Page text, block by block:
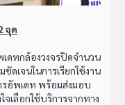
จุด
ทกล้องวงจรปิดจำนวน
ดเจนในการเรียกใช้งาน
อัพเดท พร้อมส่งมอบ
เลือกใช้บริการจากทาง